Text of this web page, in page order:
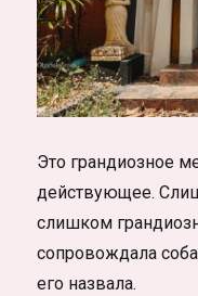
Это грандиозное
действующее.
слишком
сопровождала
его назвала.